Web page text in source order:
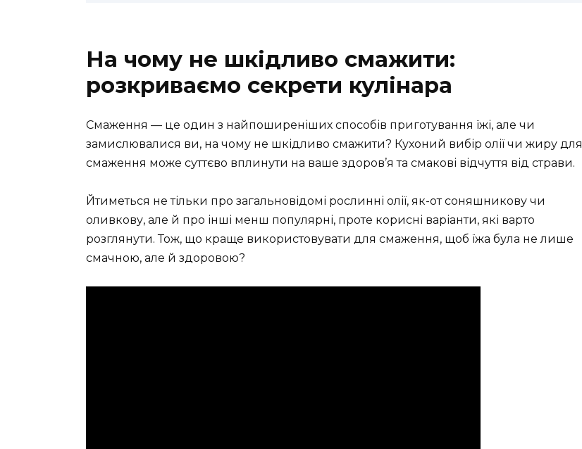
На чому не шкідливо смажити:
розкриваємо секрети кулінара
Смаження — це один з найпоширеніших способів приготування їжі, але чи
замислювалися ви, на чому не шкідливо смажити? Кухоний вибір олії чи жиру для
смаження може суттєво вплинути на ваше здоров’я та смакові відчуття від страви.
Йтиметься не тільки про загальновідомі рослинні олії, як-от соняшникову чи
оливкову, але й про інші менш популярні, проте корисні варіанти, які варто
розглянути. Тож, що краще використовувати для смаження, щоб їжа була не лише
смачною, але й здоровою?